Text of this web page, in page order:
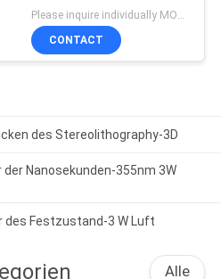
CONTACT
des Stereolithography-3D
Nanosekunden-355nm 3W
des Festzustand-3 W Luft
Alle